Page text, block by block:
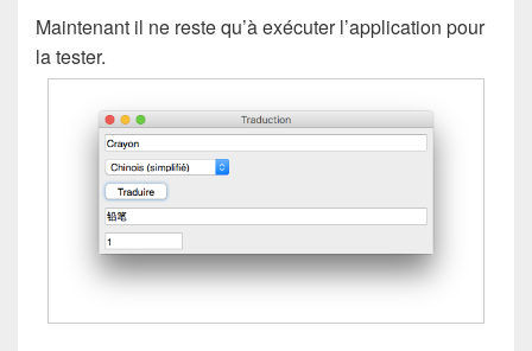
Maintenant il ne reste qu’à exécuter l’application pour
la tester.